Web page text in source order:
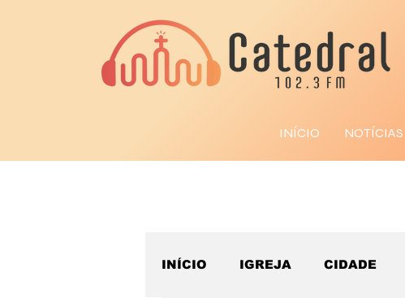
INÍCIO NOTÍCIAS
INÍCIO IGREJA CIDADE